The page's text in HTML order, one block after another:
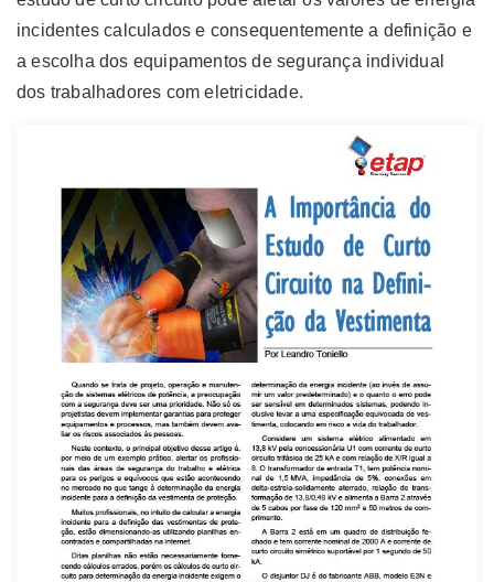
incidentes calculados e consequentemente a definição e
a escolha dos equipamentos de segurança individual
dos trabalhadores com eletricidade.